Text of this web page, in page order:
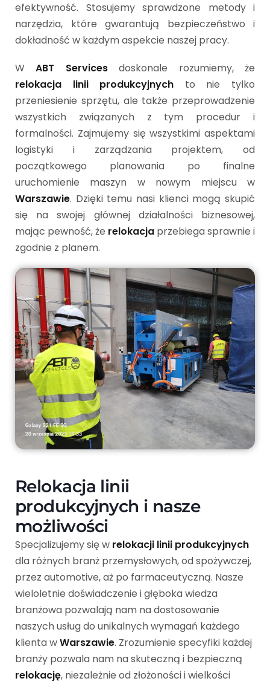
efektywność. Stosujemy sprawdzone metody i
narzędzia, które gwarantują bezpieczeństwo i
dokładność w każdym aspekcie naszej pracy.
WABT Servicesdoskonale rozumiemy, że
relokacja linii produkcyjnych to nie tylko
przeniesienie sprzętu, ale także przeprowadzenie
wszystkich związanych z tym procedur i
formalności. Zajmujemy się wszystkimi aspektami
logistyki i zarządzania projektem, od
początkowego planowania po finalne
uruchomienie maszyn w nowym miejscu w
Warszawie. Dzięki temu nasi klienci mogą skupić
się na swojej głównej działalności biznesowej,
mając pewność, że relokacja przebiega sprawnie i
zgodnie z planem.
Relokacja linii
produkcyjnych i nasze
możliwości
Specjalizujemy się w relokacji linii produkcyjnych
dla różnych branż przemysłowych, od spożywczej,
przez automotive, aż po farmaceutyczną. Nasze
wieloletnie doświadczenie i głęboka wiedza
branżowa pozwalają nam na dostosowanie
naszych usług do unikalnych wymagań każdego
klienta wWarszawie. Zrozumienie specyfiki każdej
branży pozwala nam na skuteczną i bezpieczną
relokację, niezależnie od złożoności i wielkości